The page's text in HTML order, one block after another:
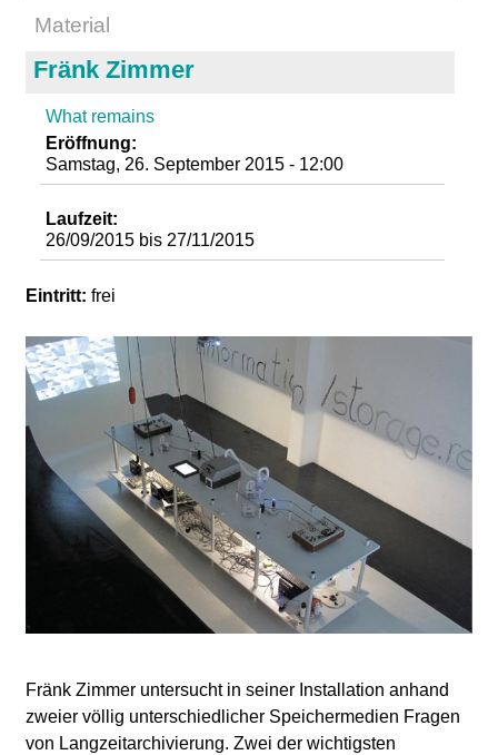
u
n
s
b
o
Material
Fränk Zimmer
What remains
Eröffnung:
Samstag, 26. September 2015 - 12:00
Laufzeit:
26/09/2015 bis 27/11/2015
Eintritt:frei
Fränk Zimmer untersucht in seiner Installation anhand
zweier völlig unterschiedlicher Speichermedien Fragen
von Langzeitarchivierung. Zwei der wichtigsten